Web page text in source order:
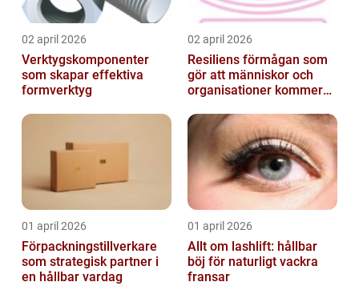
02 april 2026
Verktygskomponenter
som skapar effektiva
formverktyg
02 april 2026
Resiliens förmågan som
gör att människor och
organisationer kommer
01 april 2026
Förpackningstillverkare
som strategisk partner i
en hållbar vardag
01 april 2026
Allt om lashlift: hållbar
böj för naturligt vackra
fransar